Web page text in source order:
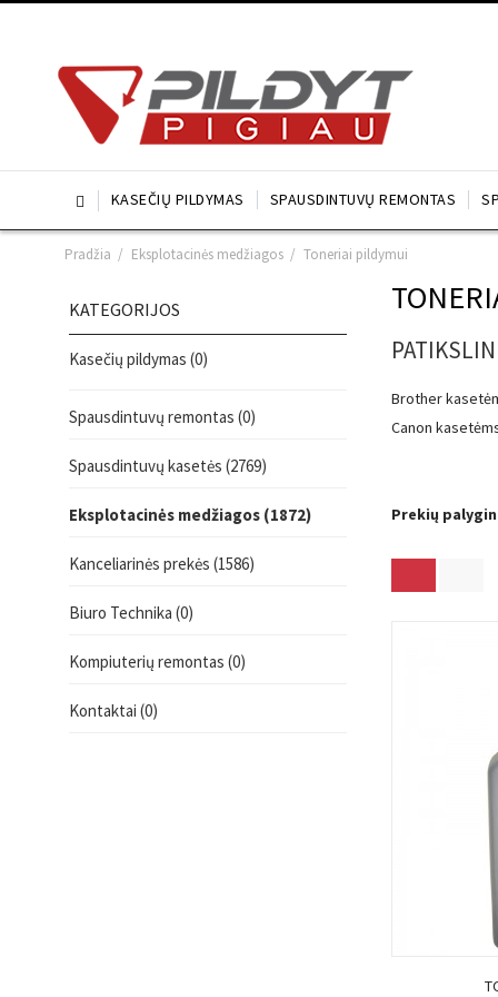
 KASEČIŲ PILDYMAS SPAUSDINTUVŲ REMONTAS
Pradžia / Eksplotacinės medžiagos / Toneriai pildymui
Brother
Canon
Prekių
KATEGORIJOS
Kasečių pildymas (0)
Spausdintuvų remontas (0)
Spausdintuvų kasetės (2769)
Eksplotacinės medžiagos (1872)
Kanceliarinės prekės (1586)
Biuro Technika (0)
Kompiuterių remontas (0)
Kontaktai (0)